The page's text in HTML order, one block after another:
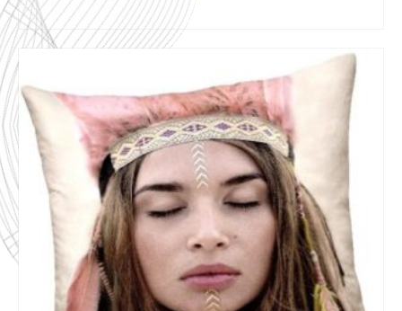
AJOUTER AU PANIER